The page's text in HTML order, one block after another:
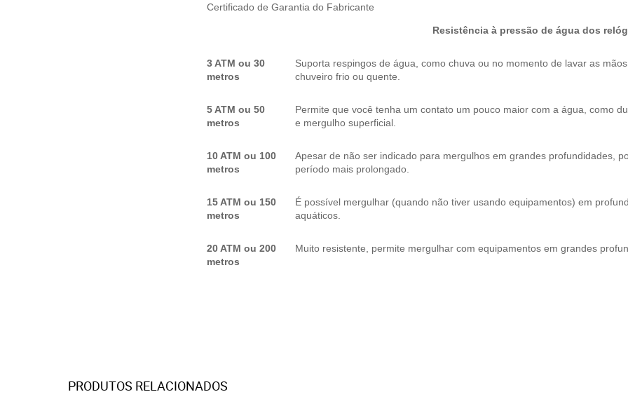
Certificado de Garantia do Fabricante
Resistência à pressão de água dos
3 ATM ou 30
metros
Suporta respingos de água, como chuva ou no momento de lavar as
chuveiro frio ou quente.
5 ATM ou 50
metros
Permite que você tenha um contato um pouco maior com a água, como
e mergulho superficial.
10 ATM ou 100
metros
Apesar de não ser indicado para mergulhos em grandes profundidades,
período mais prolongado.
15 ATM ou 150
metros
É possível mergulhar (quando não tiver usando equipamentos) em
aquáticos.
20 ATM ou 200
metros
Muito resistente, permite mergulhar com equipamentos em grandes
PRODUTOS RELACIONADOS